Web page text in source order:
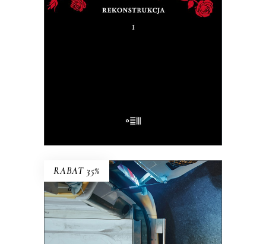
E-BOOK DO KOSZYKA
Na pytanie: „Kim jesteś?”, Tadeusz
Różewicz odpowiedział przed laty: „Kto
mnie uważnie czyta, ten wie”.
RABAT 35%